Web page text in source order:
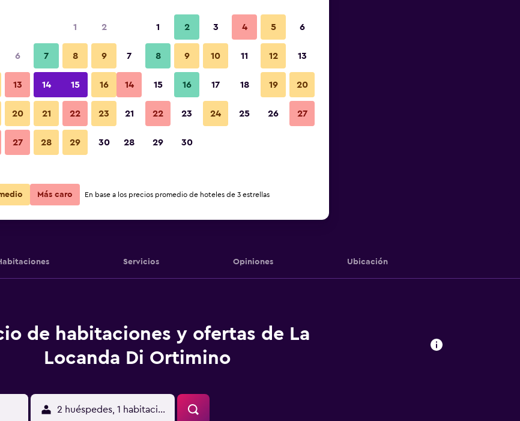
Ver precios
Ver precios
Servicios Opiniones Ubicación
de habitaciones y ofertas de La
Locanda Di Ortimino
2 huéspedes, 1 habitación
1 2
6 7 8 9
13 14 15 16
20 21 22 23
27 28 29 30
1 2 3 4 5 6
7 8 9 10 11 12 13
14 15 16 17 18 19 20
21 22 23 24 25 26 27
28 29 30
Más caro En base a los precios promedio de hoteles de 3 estrellas